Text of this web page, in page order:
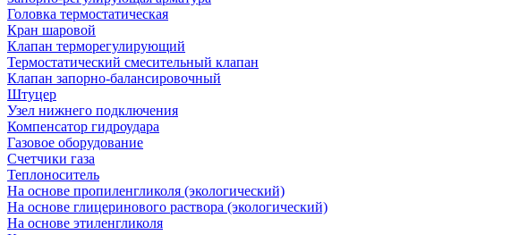
Головка термостатическая
Кран шаровой
Клапан терморегулирующий
Термостатический смесительный клапан
Клапан запорно-балансировочный
Штуцер
Узел нижнего подключения
Компенсатор гидроудара
Газовое оборудование
Счетчики газа
Теплоноситель
На основе пропиленгликоля (экологический)
На основе глицеринового раствора (экологический)
На основе этиленгликоля